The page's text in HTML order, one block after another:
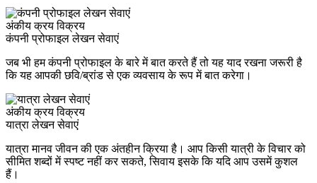
अंकीय क्रय विक्रय
कंपनी प्रोफाइल लेखन सेवाएं
जब भी हम कंपनी प्रोफाइल के बारे में बात करते हैं तो यह याद रखना जरूरी है
कि यह आपकी छवि/ब्रांड से एक व्यवसाय के रूप में बात करेगा।
अंकीय क्रय विक्रय
यात्रा लेखन सेवाएं
यात्रा मानव जीवन की एक अंतहीन क्रिया है। आप किसी यात्री के विचार को
सीमित शब्दों में स्पष्ट नहीं कर सकते, सिवाय इसके कि यदि आप उसमें कुशल
हैं।